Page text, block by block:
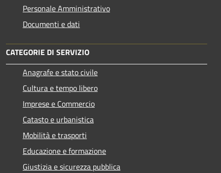
Personale Amministrativo
Documenti e dati
CATEGORIE DI SERVIZIO
Anagrafe e stato civile
Cultura e tempo libero
Imprese e Commercio
Catasto e urbanistica
Mobilità e trasporti
Educazione e formazione
Giustizia e sicurezza pubblica